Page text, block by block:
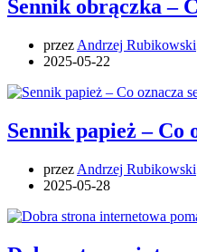
Sennik obrączka –
przez Andrzej Rubikowski
2025-05-22
Sennik papież – Co
przez Andrzej Rubikowski
2025-05-28